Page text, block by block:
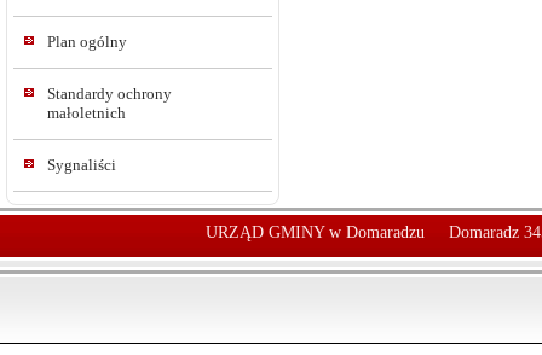
Plan ogólny
Standardy ochrony
małoletnich
Sygnaliści
URZĄD GMINY w Domaradzu Domaradz